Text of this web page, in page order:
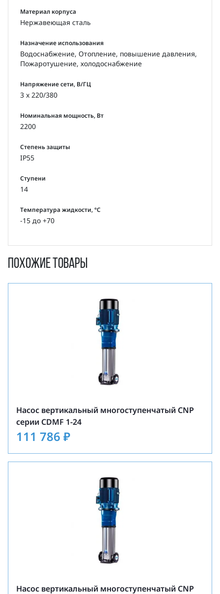
Материал корпуса
Нержавеющая сталь
Назначение использования
Водоснабжение, Отопление, повышение давления,
Пожаротушение, холодоснабжение
Напряжение сети, В/ГЦ
3 x 220/380
Номинальная мощность, Вт
2200
Степень защиты
IP55
Ступени
14
Температура жидкости, °С
-15 до +70
Похожие товары
Насос вертикальный многоступенчатый CNP
серии CDMF 1-24
111 786 ₽
Насос вертикальный многоступенчатый CNP